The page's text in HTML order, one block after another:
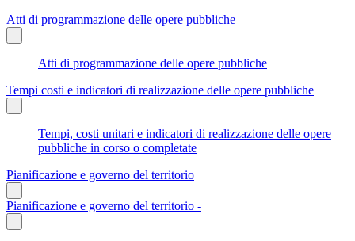
Atti di programmazione delle opere pubbliche
Atti di programmazione delle opere pubbliche
Tempi costi e indicatori di realizzazione delle opere pubbliche
Tempi, costi unitari e indicatori di realizzazione delle opere
pubbliche in corso o completate
Pianificazione e governo del territorio
Pianificazione e governo del territorio -